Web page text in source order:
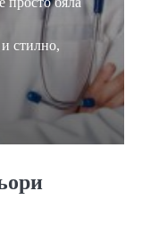
стилно,